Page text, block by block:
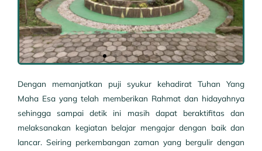
Dengan memanjatkan puji syukur kehadirat Tuhan Yang
Maha Esa yang telah memberikan Rahmat dan hidayahnya
sehingga sampai detik ini masih dapat beraktifitas dan
melaksanakan kegiatan belajar mengajar dengan baik dan
lancar. Seiring perkembangan zaman yang bergulir dengan